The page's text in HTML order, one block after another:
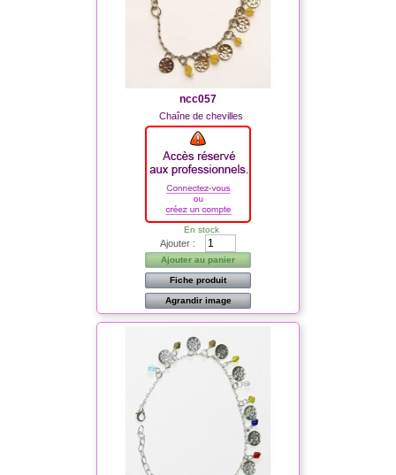
ncc057
Chaîne de chevilles
En stock
Ajouter :
Ajouter au panier
Fiche produit
Agrandir image